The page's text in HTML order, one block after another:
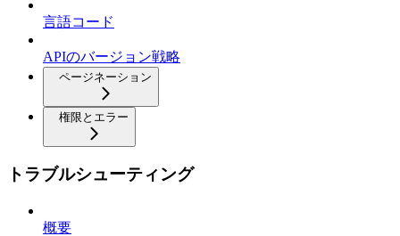
言語コード
APIのバージョン戦略
ページネーション
権限とエラー
トラブルシューティング
概要